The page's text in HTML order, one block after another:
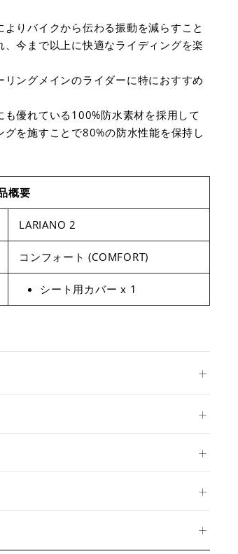
りバイクから伝わる振動を減らすこと
今まで以上に快適なライディングを楽
ングメインのライダーに特におすすめ
優れている100%防水素材を採用して
を施すことで80%の防水性能を保持し
概要
LARIANO 2
コンフォート (COMFORT)
シート用カバー x 1